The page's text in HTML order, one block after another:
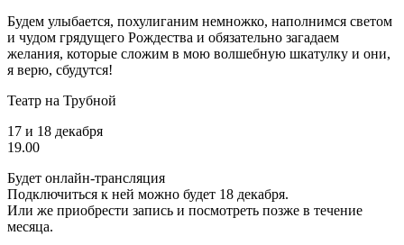
Будем улыбается, похулиганим немножко, наполнимся светом
и чудом грядущего Рождества и обязательно загадаем
желания, которые сложим в мою волшебную шкатулку и они,
я верю, сбудутся!
Театр на Трубной
17 и 18 декабря
19.00
Будет онлайн-трансляция
Подключиться к ней можно будет 18 декабря.
Или же приобрести запись и посмотреть позже в течение
месяца.